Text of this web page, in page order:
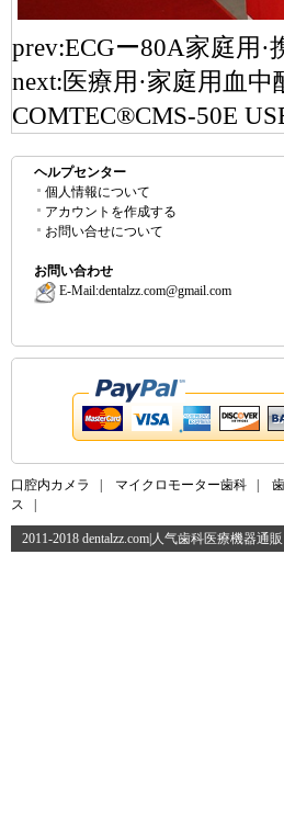
prev:ECGー80A家庭用·
next: 医療用·家庭用血
COMTEC®CMS-50E
ヘルプセンター
個人情報について
アカウントを作成する
お問い合せについて
お問い合わせ
E-Mail:dentalzz.com@gmail.com
口腔内カメラ マイクロモーター歯科
ス
2011-2018 dentalzz.com|人气歯科医療機器通